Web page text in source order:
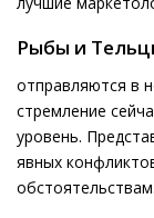
Рыбы и
отправляются в
стремление
уровень.
явных
обстоятельствам.